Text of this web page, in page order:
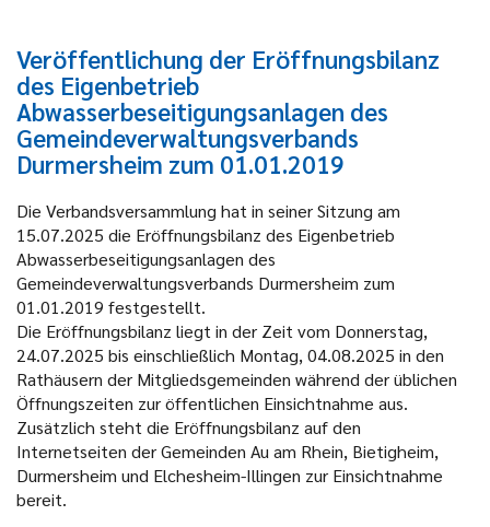
Veröffentlichung der Eröffnungsbilanz
des Eigenbetrieb
Abwasserbeseitigungsanlagen des
Gemeindeverwaltungsverbands
Durmersheim zum 01.01.2019
Die Verbandsversammlung hat in seiner Sitzung am
15.07.2025 die Eröffnungsbilanz des Eigenbetrieb
Abwasserbeseitigungsanlagen des
Gemeindeverwaltungsverbands Durmersheim zum
01.01.2019 festgestellt.
Die Eröffnungsbilanz liegt in der Zeit vom Donnerstag,
24.07.2025 bis einschließlich Montag, 04.08.2025 in den
Rathäusern der Mitgliedsgemeinden während der üblichen
Öffnungszeiten zur öffentlichen Einsichtnahme aus.
Zusätzlich steht die Eröffnungsbilanz auf den
Internetseiten der Gemeinden Au am Rhein, Bietigheim,
Durmersheim und Elchesheim-Illingen zur Einsichtnahme
bereit.